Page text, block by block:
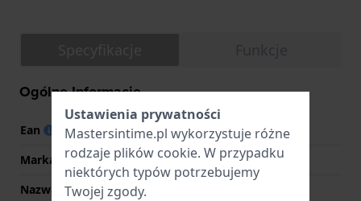
Ogólne Informacje
Ean
8430622710797
Marka
Festina
Nazwa
Ustawienia prywatności
Mastersintime.pl wykorzystuje różne
rodzaje plików cookie. W przypadku
niektórych typów potrzebujemy
Twojej zgody.